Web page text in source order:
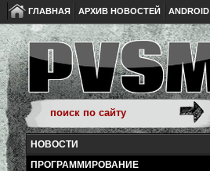
ГЛАВНАЯ АРХИВ НОВОСТЕЙ ANDROID
НОВОСТИ
ПРОГРАММИРОВАНИЕ